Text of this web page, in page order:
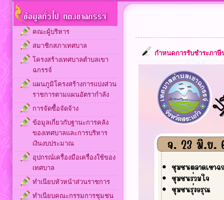
คณะผู้บริหาร
สมาชิกสภาเทศบาล
โครงสร้างเทศบาลตำบลเขา
ฉกรรจ์
แผนภูมิโครงสร้างการแบ่งส่วน
ราชการตามแผนอัตรากำลัง
การจัดซื้อจัดจ้าง
ข้อมูลเกี่ยวกับฐานะการคลัง
ของเทศบาลและการบริหาร
เงินงบประมาณ
อุปกรณ์เครื่องมือเครื่องใช้ของ
เทศบาล
ทำเนียบหัวหน้าส่วนราชการ
ทำเนียบคณะกรรมการชุมชน
กำหนดการรับชำระภาษี